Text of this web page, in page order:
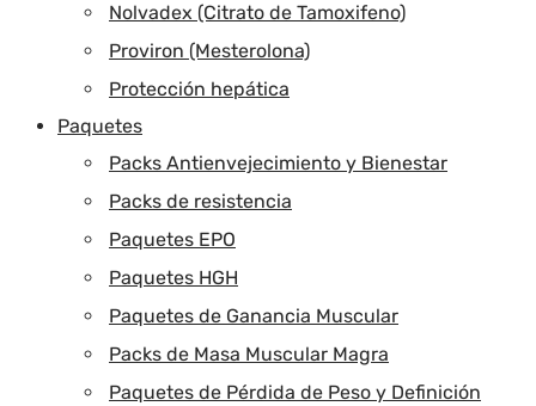
Nolvadex (Citrato de Tamoxifeno)
Proviron (Mesterolona)
Protección hepática
Paquetes
Packs Antienvejecimiento y Bienestar
Packs de resistencia
Paquetes EPO
Paquetes HGH
Paquetes de Ganancia Muscular
Packs de Masa Muscular Magra
Paquetes de Pérdida de Peso y Definición